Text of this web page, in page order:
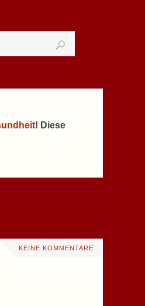
! Diese
KEINE KOMMENTARE